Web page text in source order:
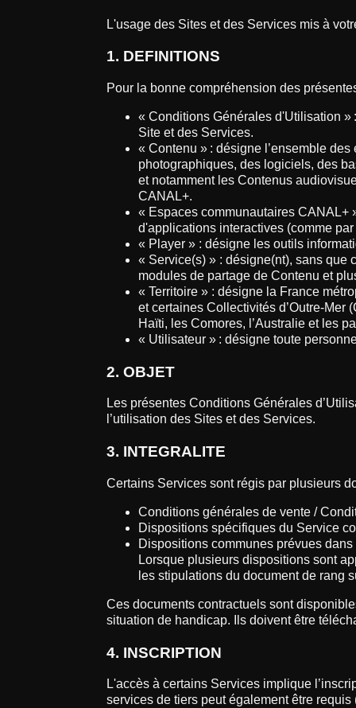
L'usage des Sites et des Services mis à
1. DEFINITIONS
Pour la bonne compréhension des
« Conditions Générales d'Utilisation
Site et des Services.
« Contenu » : désigne l’ensemble
photographiques, des logiciels, des
et notamment les Contenus
CANAL+.
« Espaces communautaires CANAL+
d'applications interactives (comme
« Player » : désigne les outils
« Service(s) » : désigne(nt), sans que
modules de partage de Contenu et
« Territoire » : désigne la France
et certaines Collectivités d’Outre-
Haïti, les Comores, l’Australie et les
« Utilisateur » : désigne toute
2. OBJET
Les présentes Conditions Générales
l’utilisation des Sites et des Services.
3. INTEGRALITE
Certains Services sont régis par plusieurs
Conditions générales de vente /
Dispositions spécifiques du Service
Dispositions communes prévues dans
Lorsque plusieurs dispositions sont
les stipulations du document de rang
Ces documents contractuels sont
situation de handicap. Ils doivent être
4. INSCRIPTION
L'accès à certains Services implique
services de tiers peut également être